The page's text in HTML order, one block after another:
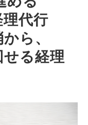
代行
ら、
る経理